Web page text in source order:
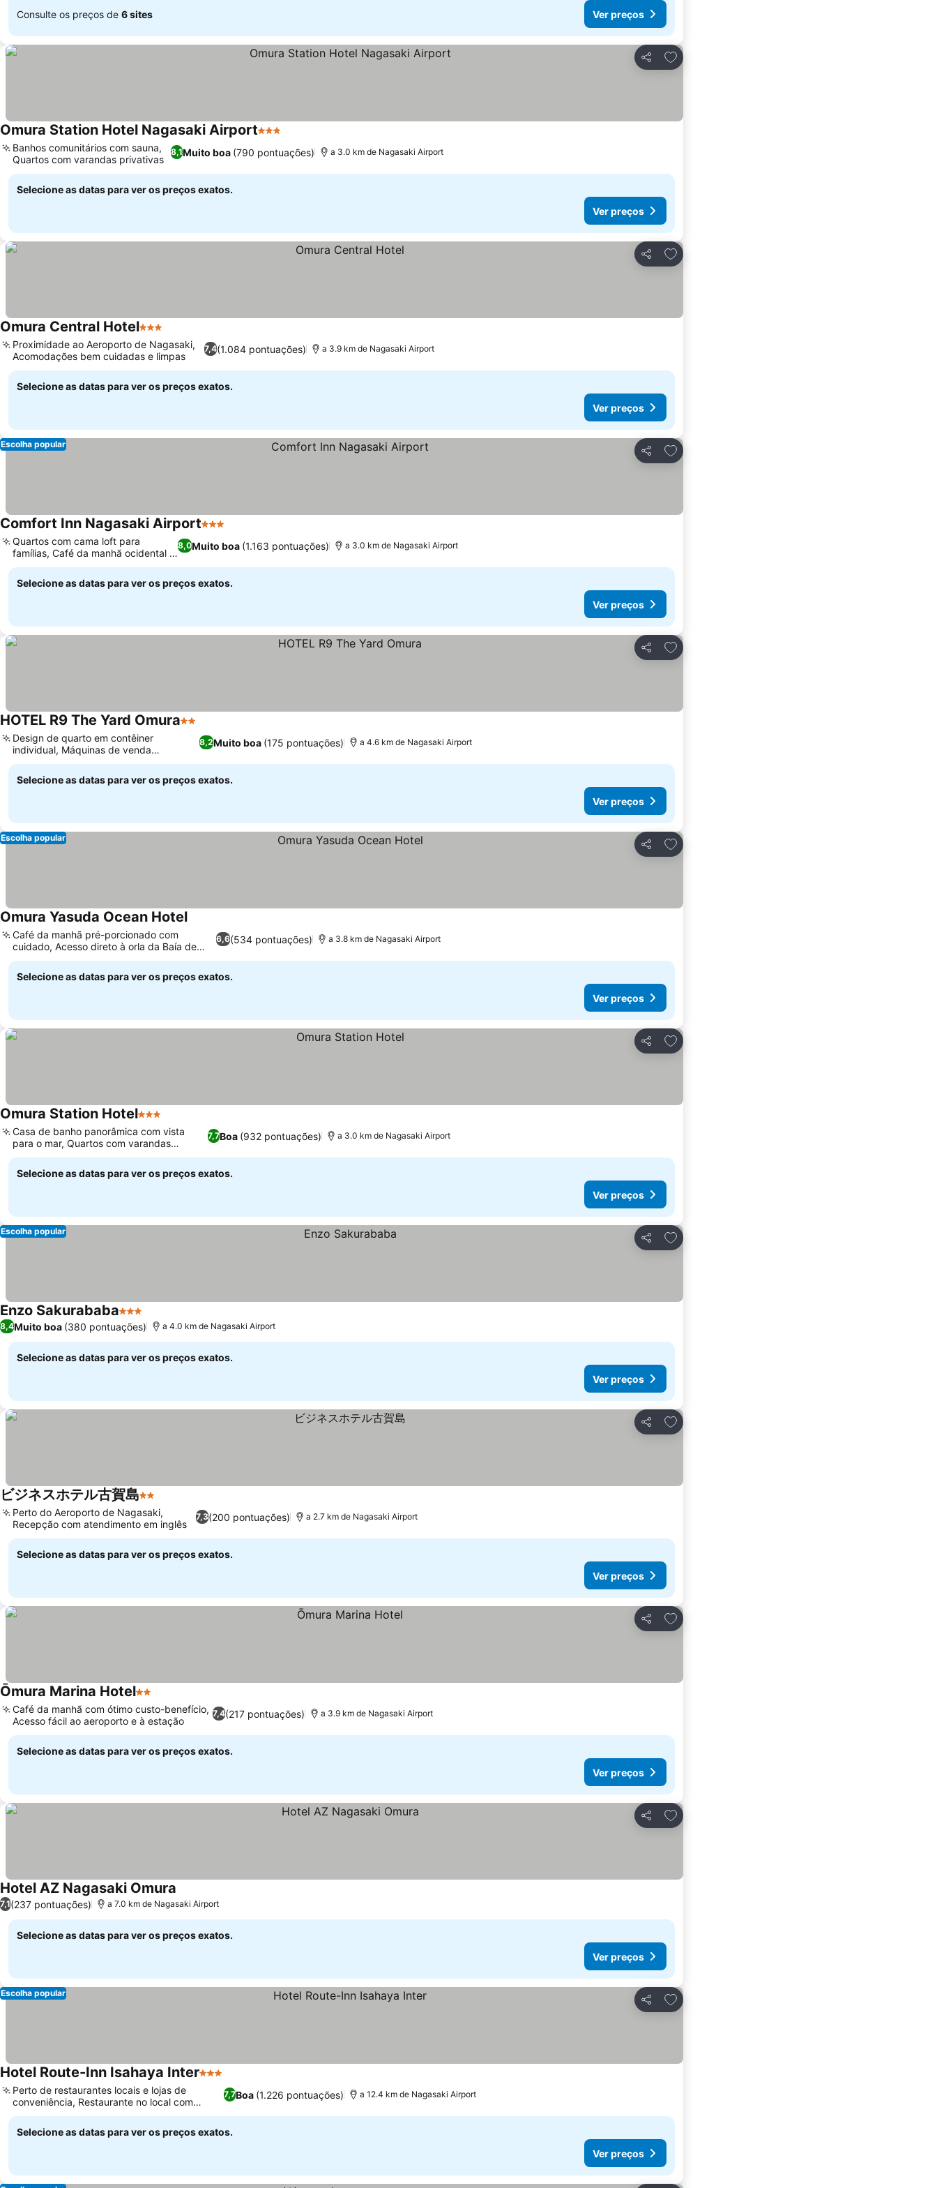
Consulte os preços de 6 sites Ver preços
Partilhar
Adicionar aos favoritos
Omura Station Hotel Nagasaki Airport3 Estrelas
8,1Muito boa (790 pontuações)
Banhos comunitários com sauna,
Quartos com varandas privativas
a 3.0 km de Nagasaki Airport
Selecione as datas para ver os preços exatos.
Ver preços
Partilhar
Adicionar aos favoritos
Omura Central Hotel3 Estrelas
7,4(1.084 pontuações)
Proximidade ao Aeroporto de Nagasaki,
Acomodações bem cuidadas e limpas
a 3.9 km de Nagasaki Airport
Selecione as datas para ver os preços exatos.
Ver preços
Partilhar
Adicionar aos favoritos
Escolha popular
Comfort Inn Nagasaki Airport3 Estrelas
8,0Muito boa (1.163 pontuações)
Quartos com cama loft para
famílias, Café da manhã ocidental e
japonês
a 3.0 km de Nagasaki Airport
Selecione as datas para ver os preços exatos.
Ver preços
Partilhar
Adicionar aos favoritos
HOTEL R9 The Yard Omura2 Estrelas
8,2Muito boa (175 pontuações)
Design de quarto em contêiner
individual, Máquinas de venda
automática de lanches
a 4.6 km de Nagasaki Airport
Selecione as datas para ver os preços exatos.
Ver preços
Partilhar
Adicionar aos favoritos
Escolha popular
Omura Yasuda Ocean Hotel
6,6(534 pontuações)
Café da manhã pré-porcionado com
cuidado, Acesso direto à orla da Baía de
Omura
a 3.8 km de Nagasaki Airport
Selecione as datas para ver os preços exatos.
Ver preços
Partilhar
Adicionar aos favoritos
Omura Station Hotel3 Estrelas
7,7Boa (932 pontuações)
Casa de banho panorâmica com vista
para o mar, Quartos com varandas
privativas
a 3.0 km de Nagasaki Airport
Selecione as datas para ver os preços exatos.
Ver preços
Partilhar
Adicionar aos favoritos
Escolha popular
Enzo Sakurababa3 Estrelas
8,4Muito boa (380 pontuações) a 4.0 km de Nagasaki Airport
Selecione as datas para ver os preços exatos.
Ver preços
Partilhar
Adicionar aos favoritos
ビジネスホテル古賀島2 Estrelas
7,3(200 pontuações)
Perto do Aeroporto de Nagasaki,
Recepção com atendimento em inglês
a 2.7 km de Nagasaki Airport
Selecione as datas para ver os preços exatos.
Ver preços
Partilhar
Adicionar aos favoritos
Ōmura Marina Hotel2 Estrelas
7,4(217 pontuações)
Café da manhã com ótimo custo-benefício,
Acesso fácil ao aeroporto e à estação
a 3.9 km de Nagasaki Airport
Selecione as datas para ver os preços exatos.
Ver preços
Partilhar
Adicionar aos favoritos
Hotel AZ Nagasaki Omura
7,1(237 pontuações) a 7.0 km de Nagasaki Airport
Selecione as datas para ver os preços exatos.
Ver preços
Partilhar
Adicionar aos favoritos
Escolha popular
Hotel Route-Inn Isahaya Inter3 Estrelas
7,7Boa (1.226 pontuações)
Perto de restaurantes locais e lojas de
conveniência, Restaurante no local com
pratos japoneses
a 12.4 km de Nagasaki Airport
Selecione as datas para ver os preços exatos.
Ver preços